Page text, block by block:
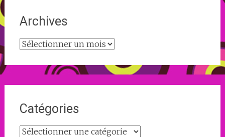
Archives
Archives
Catégories
Catégories